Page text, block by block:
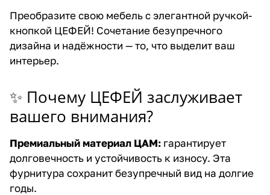
Преобразите свою мебель с элегантной ручкой-
кнопкой ЦЕФЕЙ! Сочетание безупречного
дизайна и надёжности — то, что выделит ваш
интерьер.
✨ Почему ЦЕФЕЙ заслуживает
вашего внимания?
Премиальный материал ЦАМ: гарантирует
долговечность и устойчивость к износу. Эта
фурнитура сохранит безупречный вид на долгие
годы.